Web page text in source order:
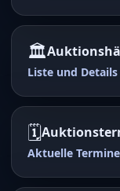
🏛️
Liste und Details
🗓️
Aktuelle Termine